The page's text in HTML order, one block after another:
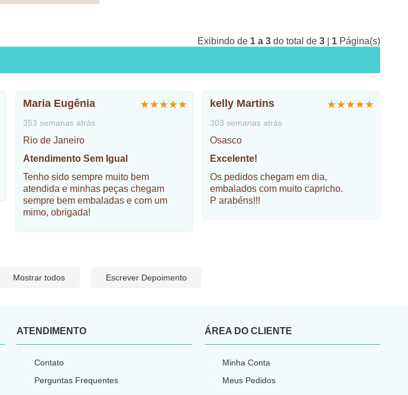
Exibindo de 1 a 3do total de 3| 1Página(s)
Maria Eugênia
353 semanas atrás
Rio de Janeiro
Atendimento Sem Igual
Tenho sido sempre muito bem
atendida e minhas peças chegam
sempre bem embaladas e com um
mimo, obrigada!
kelly Martins
303 semanas atrás
Osasco
Excelente!
Os pedidos chegam em dia,
embalados com muito capricho.
P arabéns!!!
Mostrar todos Escrever Depoimento
ATENDIMENTO
Contato
Perguntas Frequentes
ÁREA DO CLIENTE
Minha Conta
Meus Pedidos